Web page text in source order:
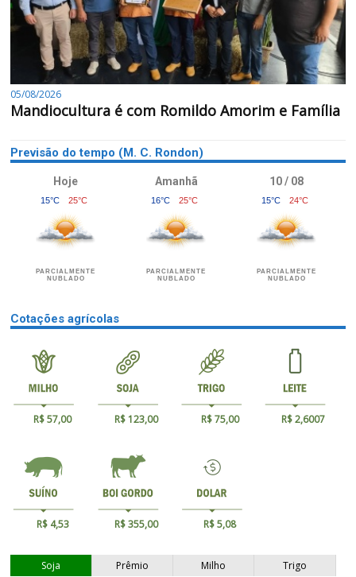
05/08/2026
Mandiocultura é com Romildo Amorim e Família
Previsão do tempo (M. C. Rondon)
Hoje
15°C 25°C
PARCIALMENTE
NUBLADO
Amanhã
16°C 25°C
PARCIALMENTE
NUBLADO
10 / 08
15°C 24°C
PARCIALMENTE
NUBLADO
Cotações agrícolas
R$ 57,00 R$ 123,00 R$ 75,00 R$ 2,6007
R$ 4,53 R$ 355,00 R$ 5,08
Soja Prêmio Milho
Trigo